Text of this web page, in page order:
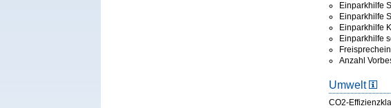
Einparkhilfe
Einparkhilfe
Einparkhilfe
Einparkhilfe
Anzahl
Umwelt
CO2-